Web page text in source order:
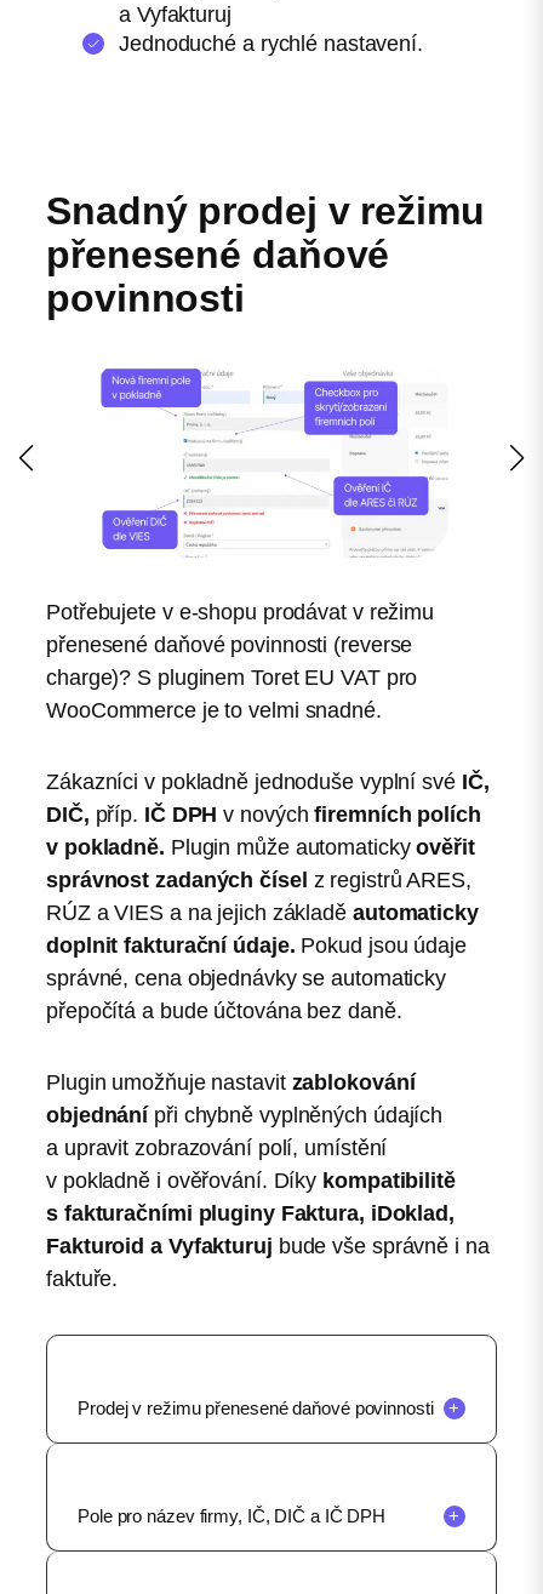
a Vyfakturuj
Jednoduché a rychlé nastavení.
Snadný prodej v režimu
přenesené daňové
povinnosti
Potřebujete v e-shopu prodávat v režimu
přenesené daňové povinnosti (reverse
charge)? S pluginem Toret EU VAT pro
WooCommerce je to velmi snadné.
Zákazníci v pokladně jednoduše vyplní své IČ,
DIČ, příp. IČ DPH v novýchfiremních polích
v pokladně. Plugin může automatickyověřit
správnost zadaných čísel z registrů ARES,
RÚZ a VIES a na jejich základě automaticky
doplnit fakturační údaje. Pokud jsou údaje
správné, cena objednávky se automaticky
přepočítá a bude účtována bez daně.
Plugin umožňuje nastavit zablokování
objednání při chybně vyplněných údajích
a upravit zobrazování polí, umístění
v pokladně i ověřování. Díky kompatibilitě
s fakturačními pluginy Faktura, iDoklad,
Fakturoid a Vyfakturuj bude vše správně i na
faktuře.
Prodej v režimu přenesené daňové povinnosti +
Pole pro název firmy, IČ, DIČ a IČ DPH +